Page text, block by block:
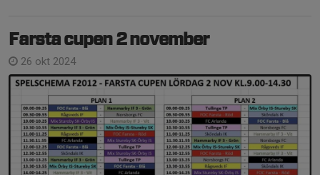
Farsta cupen 2 november
26 okt 2024